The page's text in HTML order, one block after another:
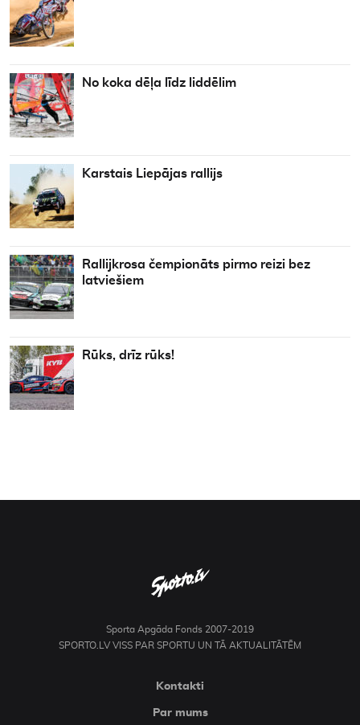
No koka dēļa līdz liddēlim
Karstais Liepājas rallijs
Rallijkrosa čempionāts pirmo reizi bez
latviešiem
Rūks, drīz rūks!
Sporta Apgāda Fonds 2007-2019
SPORTO.LV VISS PAR SPORTU UN TĀ AKTUALITĀTĒM
Kontakti
Par mums